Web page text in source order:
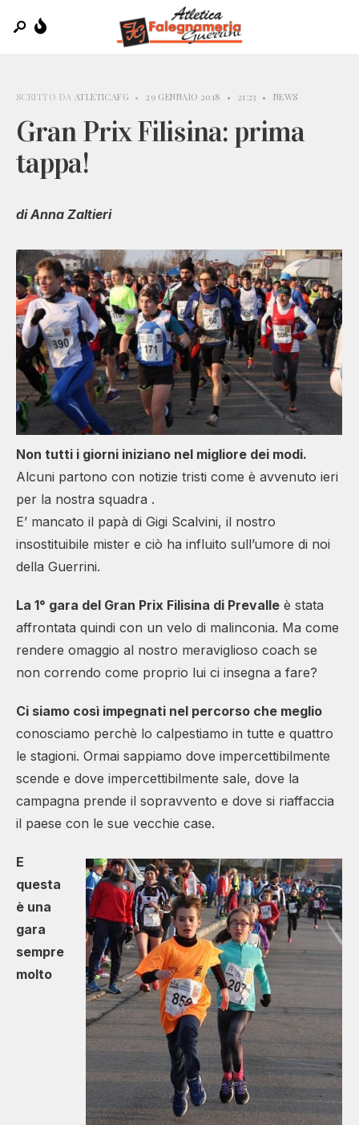
SCRITTO DA ATLETICAFG • 29 GENNAIO 2018 • 21:23 • NEWS
Gran Prix Filisina: prima
tappa!
di Anna Zaltieri
Non tutti i giorni iniziano nel migliore dei modi.
Alcuni partono con notizie tristi come è avvenuto ieri
per la nostra squadra .
E’ mancato il papà di Gigi Scalvini, il nostro
insostituibile mister e ciò ha influito sull’umore di noi
della Guerrini.
La 1° gara del Gran Prix Filisina di Prevalle è stata
affrontata quindi con un velo di malinconia. Ma come
rendere omaggio al nostro meraviglioso coach se
non correndo come proprio lui ci insegna a fare?
Ci siamo così impegnati nel percorso che meglio
conosciamo perchè lo calpestiamo in tutte e quattro
le stagioni. Ormai sappiamo dove impercettibilmente
scende e dove impercettibilmente sale, dove la
campagna prende il sopravvento e dove si riaffaccia
il paese con le sue vecchie case.
E
questa
è una
gara
sempre
molto